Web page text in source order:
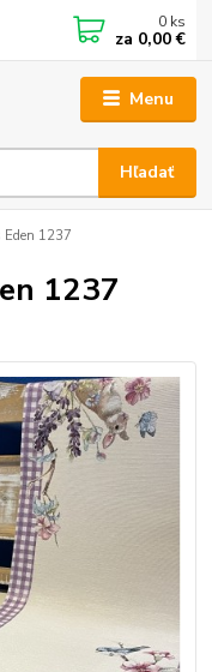
Menu
Hľadať
0 ks
za 0,00 €
Eden 1237
1237